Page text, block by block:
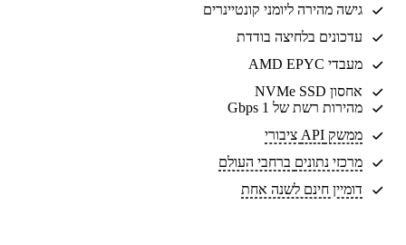
גישה מהירה ליומני קונטיינרים
עדכונים בלחיצה בודדת
מעבדי AMD EPYC
אחסון NVMe SSD
מהירות רשת של 1 Gbps
ממשק API ציבורי
מרכזי נתונים ברחבי העולם
דומיין חינם לשנה אחת